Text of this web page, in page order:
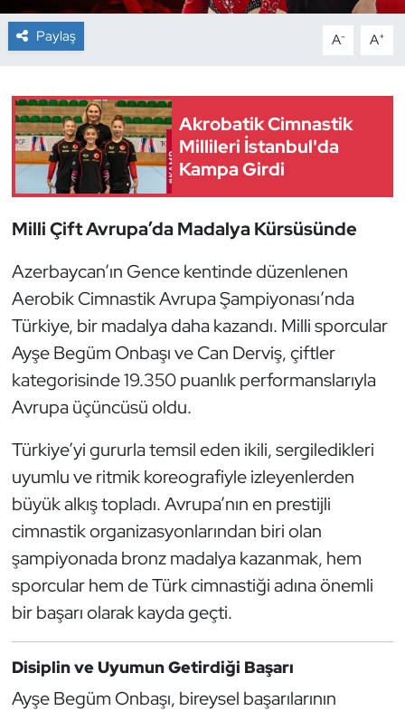
Paylaş A- A+
Akrobatik Cimnastik
Millileri İstanbul'da
Kampa Girdi
Milli Çift Avrupa’da Madalya Kürsüsünde
Azerbaycan’ın Gence kentinde düzenlenen
Aerobik Cimnastik Avrupa Şampiyonası’nda
Türkiye, bir madalya daha kazandı. Milli sporcular
Ayşe Begüm Onbaşı ve Can Derviş, çiftler
kategorisinde 19.350 puanlık performanslarıyla
Avrupa üçüncüsü oldu.
Türkiye’yi gururla temsil eden ikili, sergiledikleri
uyumlu ve ritmik koreografiyle izleyenlerden
büyük alkış topladı. Avrupa’nın en prestijli
cimnastik organizasyonlarından biri olan
şampiyonada bronz madalya kazanmak, hem
sporcular hem de Türk cimnastiği adına önemli
bir başarı olarak kayda geçti.
Disiplin ve Uyumun Getirdiği Başarı
Ayşe Begüm Onbaşı, bireysel başarılarının
Dans Sporları
E-Spor
Eskrim
Futbol
Futsal
Genel
Golf
Güreş
Halter
Hava Sporları
Hentbol
İşitme Engelli Sporcular
Judo ve Kuraş
Kano ve Rafting